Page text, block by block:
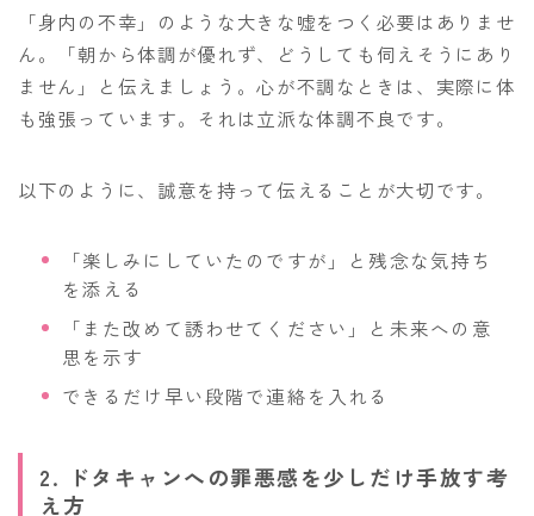
「身内の不幸」のような大きな嘘をつく必要はありませ
ん。「朝から体調が優れず、どうしても伺えそうにあり
ません」と伝えましょう。心が不調なときは、実際に体
も強張っています。それは立派な体調不良です。
以下のように、誠意を持って伝えることが大切です。
「楽しみにしていたのですが」と残念な気持ち
を添える
「また改めて誘わせてください」と未来への意
思を示す
できるだけ早い段階で連絡を入れる
2. ドタキャンへの罪悪感を少しだけ手放す考
え方